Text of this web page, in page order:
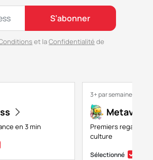
S’abonner
et laConfidentialité de
en 3 min
3+ par semaine
Premiers regards
culture
Sélectionné